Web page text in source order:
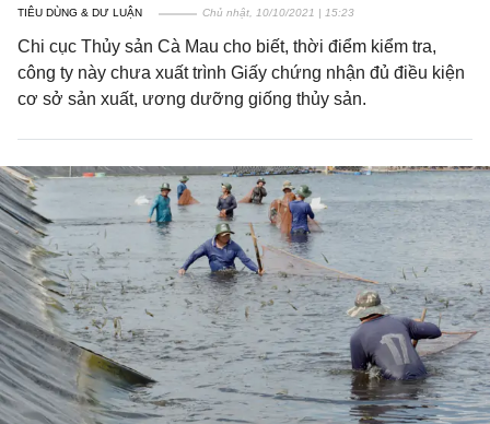
TIÊU DÙNG & DƯ LUẬN Chủ nhật, 10/10/2021 | 15:23
Chi cục Thủy sản Cà Mau cho biết, thời điểm kiểm tra,
công ty này chưa xuất trình Giấy chứng nhận đủ điều kiện
cơ sở sản xuất, ương dưỡng giống thủy sản.